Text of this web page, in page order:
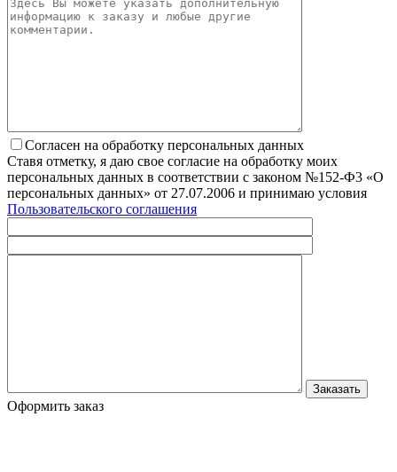
Согласен на обработку персональных данных
Ставя отметку, я даю свое согласие на обработку моих
персональных данных в соответствии с законом №152-Ф3 «О
персональных данных» от 27.07.2006 и принимаю условия
Пользовательского соглашения
Оформить заказ